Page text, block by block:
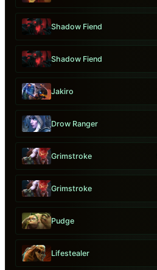
Shadow Fiend
Shadow Fiend
Jakiro
Drow Ranger
Grimstroke
Grimstroke
Pudge
Lifestealer